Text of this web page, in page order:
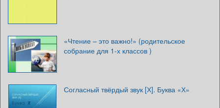
«Чтение – это важно!» (родительское
собрание для 1-х классов )
Согласный твёрдый звук [Х]. Буква «Х»